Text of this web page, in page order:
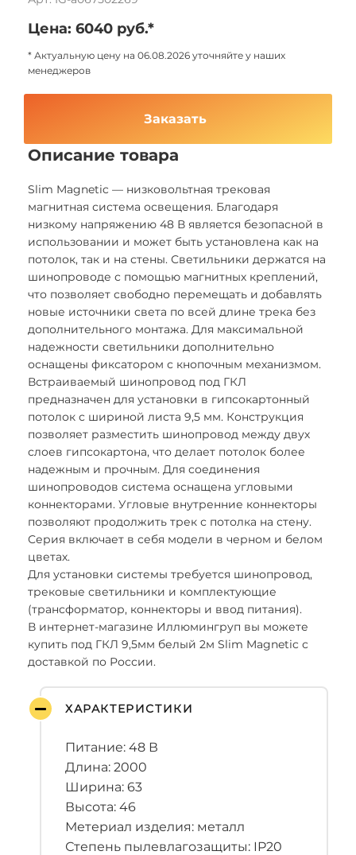
Цена: 6040 руб.*
* Актуальную цену на 06.08.2026 уточняйте у наших
менеджеров
Заказать
Описание товара
Slim Magnetic — низковольтная трековая
магнитная система освещения. Благодаря
низкому напряжению 48 В является безопасной в
использовании и может быть установлена как на
потолок, так и на стены. Светильники держатся на
шинопроводе с помощью магнитных креплений,
что позволяет свободно перемещать и добавлять
новые источники света по всей длине трека без
дополнительного монтажа. Для максимальной
надежности светильники дополнительно
оснащены фиксатором с кнопочным механизмом.
Встраиваемый шинопровод под ГКЛ
предназначен для установки в гипсокартонный
потолок с шириной листа 9,5 мм. Конструкция
позволяет разместить шинопровод между двух
слоев гипсокартона, что делает потолок более
надежным и прочным. Для соединения
шинопроводов система оснащена угловыми
коннекторами. Угловые внутренние коннекторы
позволяют продолжить трек с потолка на стену.
Серия включает в себя модели в черном и белом
цветах.
Для установки системы требуется шинопровод,
трековые светильники и комплектующие
(трансформатор, коннекторы и ввод питания).
В интернет-магазине Иллюмингруп вы можете
купить под ГКЛ 9,5мм белый 2м Slim Magnetic с
доставкой по России.
ХАРАКТЕРИСТИКИ
Питание: 48 В
Длина: 2000
Ширина: 63
Высота: 46
Метериал изделия: металл
Степень пылевлагозащиты: IP20